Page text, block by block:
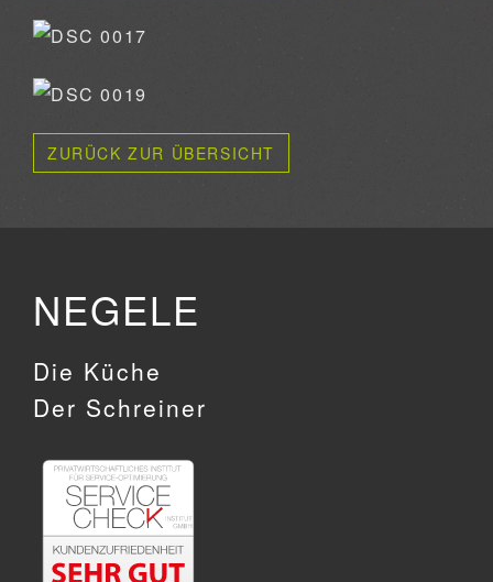
ZURÜCK ZUR ÜBERSICHT
NEGELE
Die Küche
Der Schreiner